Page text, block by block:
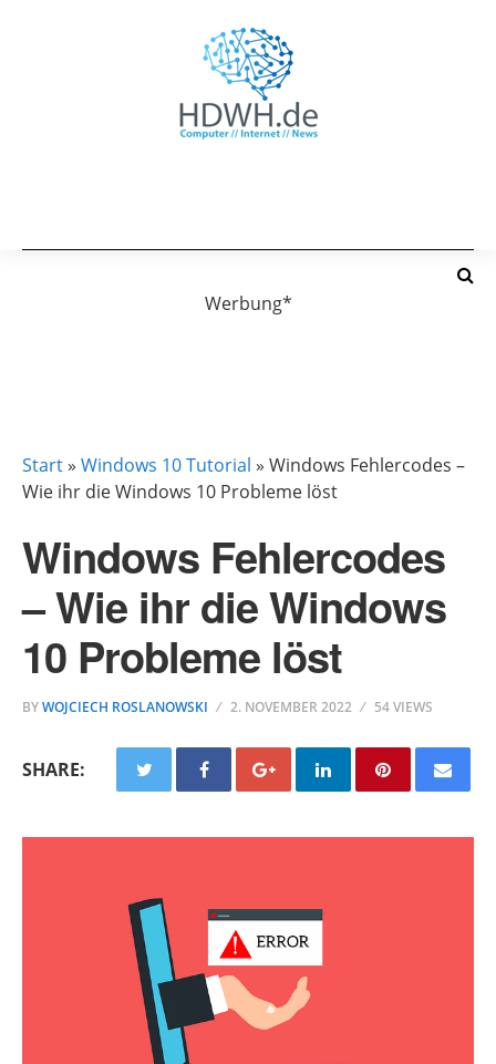
Werbung*
Start» Windows 10 Tutorial » Windows Fehlercodes –
Wie ihr die Windows 10 Probleme löst
Windows Fehlercodes
– Wie ihr die Windows
10 Probleme löst
BYWOJCIECH ROSLANOWSKI 2. NOVEMBER 2022 54 VIEWS
SHARE: